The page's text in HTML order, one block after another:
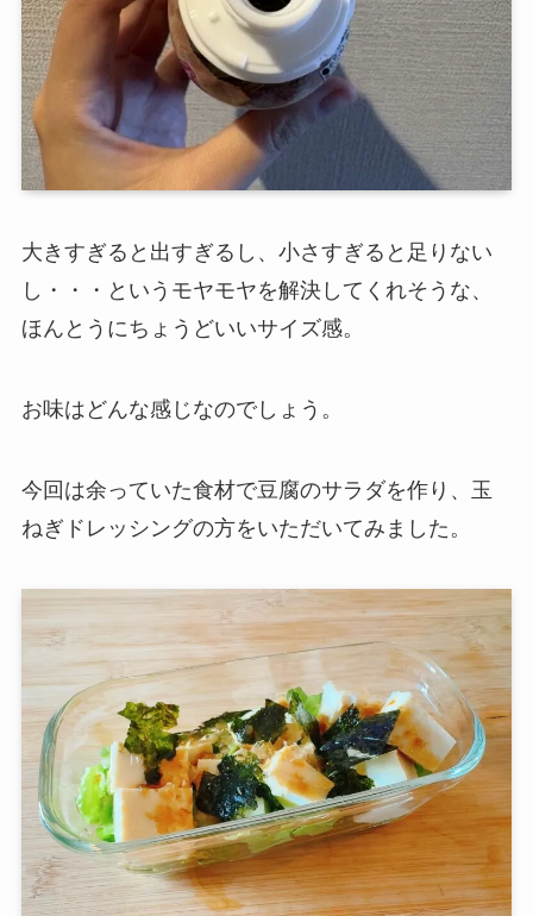
大きすぎると出すぎるし、小さすぎると足りない
し・・・というモヤモヤを解決してくれそうな、
ほんとうにちょうどいいサイズ感。
お味はどんな感じなのでしょう。
今回は余っていた食材で豆腐のサラダを作り、玉
ねぎドレッシングの方をいただいてみました。